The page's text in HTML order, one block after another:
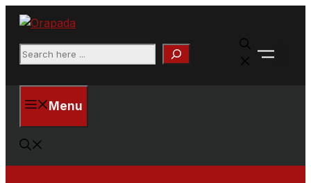
Langsung
Search
X
Menu